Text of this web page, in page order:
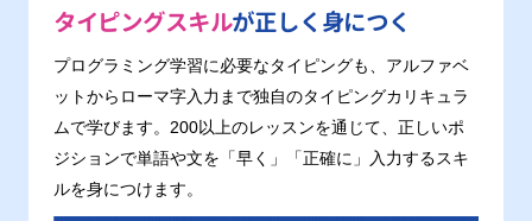
タイピングスキルが正しく身につく
プログラミング学習に必要なタイピングも、アルファベ
ットからローマ字入力まで独自のタイピングカリキュラ
ムで学びます。200以上のレッスンを通じて、正しいポ
ジションで単語や文を「早く」「正確に」入力するスキ
ルを身につけます。